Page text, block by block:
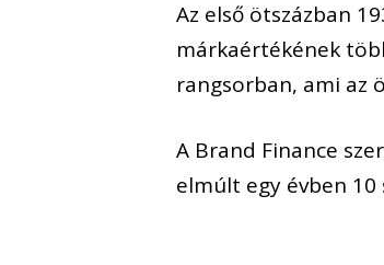
Az első ötszázban
márkaértékének
rangsorban, ami az
A Brand Finance
elmúlt egy évben